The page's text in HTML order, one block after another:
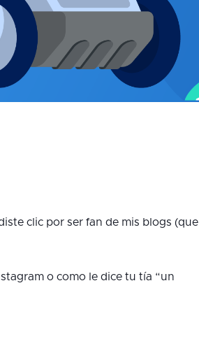
clic por ser fan de mis blogs (que
o como le dice tu tía “un